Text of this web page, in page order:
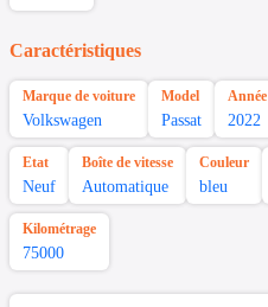
Caractéristiques
Marque de voiture
Volkswagen
Model
Passat
Année
2022
Etat
Neuf
Boîte de vitesse
Automatique
Couleur
bleu
Kilométrage
75000